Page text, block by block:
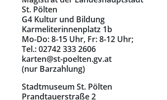
St. Pölten
G4 Kultur und Bildung
Karmeliterinnenplatz 1b
Mo-Do: 8-15 Uhr, Fr: 8-12 Uhr;
Tel.: 02742 333 2606
karten@st-poelten.gv.at
(nur Barzahlung)
Stadtmuseum St. Pölten
Prandtauerstraße 2